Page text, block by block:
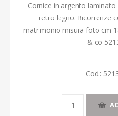
Cornice in argento
retro legno. Ricorrenze
matrimonio misura foto cm
& co
Cod.: